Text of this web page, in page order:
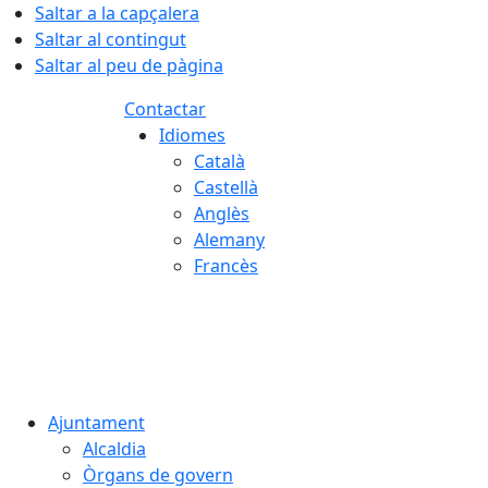
Saltar a la capçalera
Saltar al contingut
Saltar al peu de pàgina
Contactar
Idiomes
Català
Castellà
Anglès
Alemany
Francès
Ajuntament
Alcaldia
Òrgans de govern